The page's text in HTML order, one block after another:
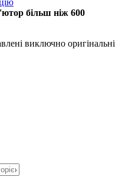
більш ніж 600
виключно оригінальні